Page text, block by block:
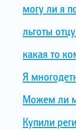
могу ли я
льготы
какая то
Я
Можем ли
Купили